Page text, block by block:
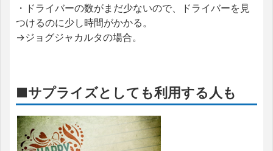
・ドライバーの数がまだ少ないので、ドライバーを見
つけるのに少し時間がかかる。
→ジョグジャカルタの場合。
■サプライズとしても利用する人も